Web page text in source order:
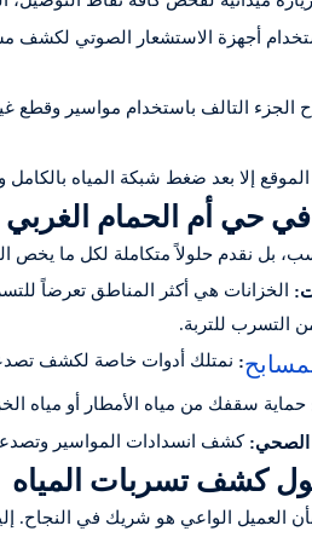
أجهزة الاستشعار الصوتي لكشف
الجزء التالف باستخدام مواسير وقطع
الموقع إلا بعد ضغط شبكة المياه
في حي أم الحمام الغربي
بل نقدم حلولاً متكاملة لكل ما يخص
الخزانات هي أكثر المناطق تعرضاً
التسرب للتربة.
: نمتلك أدوات خاصة لكشف
حماية سقفك من مياه الأمطار أو مياه
كشف انسدادات المواسير
حول كشف تسربات المياه
العميل الواعي هو شريك في النجاح.